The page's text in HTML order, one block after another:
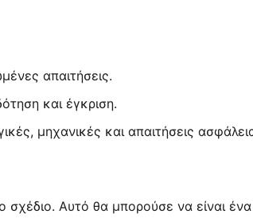
απαιτήσεις.
και έγκριση.
μηχανικές και απαιτήσεις
Αυτό θα μπορούσε να είναι